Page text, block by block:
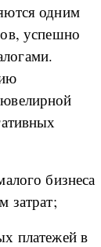
одним
успешно
бизнеса
затрат;
платежей в